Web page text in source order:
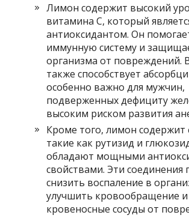
Лимон содержит высокий
витамина C, который
антиоксидантом. Он
иммунную систему и
организма от повреждений.
также способствует
особенно важно для мужчин,
подверженных дефициту
высоким риском развития
Кроме того, лимон
такие как рутизид и
обладают мощными
свойствами. Эти соединения
снизить воспаление в
улучшить кровообращение
кровеносные сосуды от